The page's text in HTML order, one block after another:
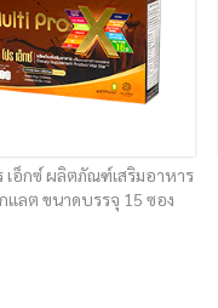
เอ็กซ์ ผลิตภัณฑ์​เสริมอาหาร
แลต ขนาดบรรจุ 15 ซอง